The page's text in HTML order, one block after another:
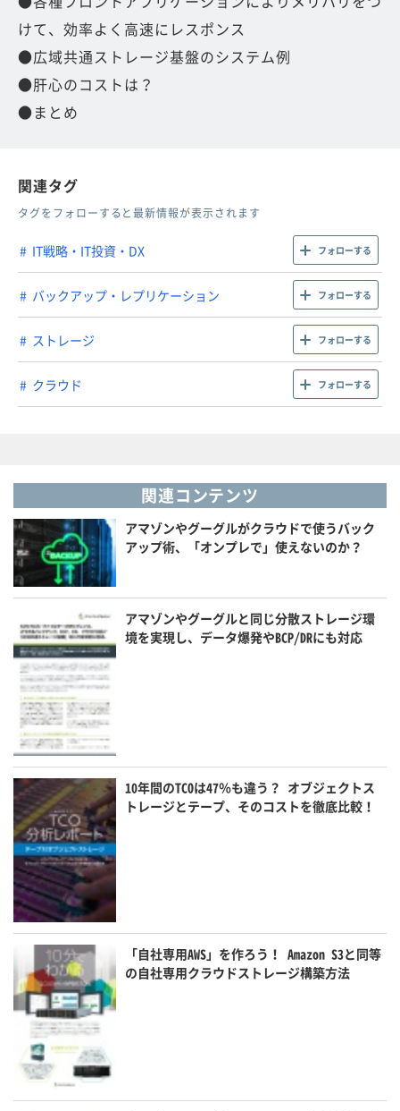
けて、効率よく高速にレスポンス
●広域共通ストレージ基盤のシステム例
●肝心のコストは？
●まとめ
関連タグ
タグをフォローすると最新情報が表示されます
IT戦略・IT投資・DX フォローする
バックアップ・レプリケーション フォローする
ストレージ フォローする
クラウド フォローする
関連コンテンツ
アマゾンやグーグルがクラウドで使うバック
アップ術、「オンプレで」使えないのか？
アマゾンやグーグルと同じ分散ストレージ環
境を実現し、データ爆発やBCP/DRにも対応
10年間のTCOは47％も違う？ オブジェクトス
トレージとテープ、そのコストを徹底比較！
「自社専用AWS」を作ろう！ Amazon S3と同等
の自社専用クラウドストレージ構築方法